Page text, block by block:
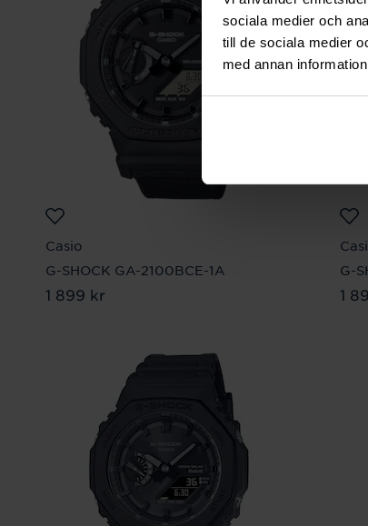
sociala medier och
till de sociala medier
med annan
Casio
G-SHOCK GA-2100BCE-1A
Pris:1 899 kr
1 899 kr
G-
Pris
1